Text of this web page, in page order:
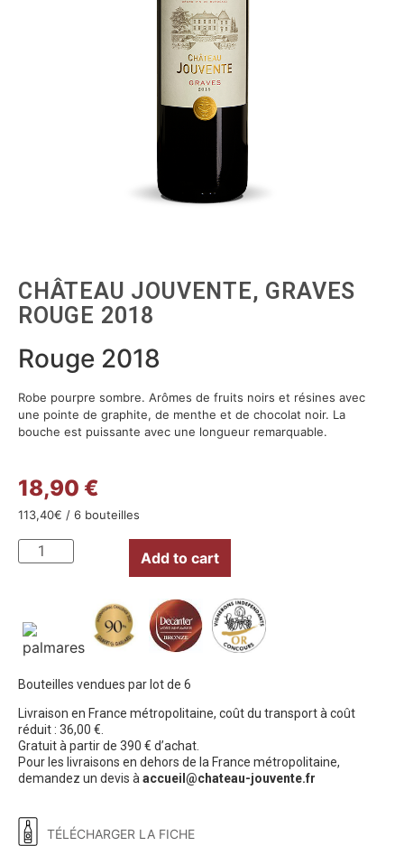
CHÂTEAU JOUVENTE, GRAVES
ROUGE 2018
Rouge 2018
Robe pourpre sombre. Arômes de fruits noirs et résines avec
une pointe de graphite, de menthe et de chocolat noir. La
bouche est puissante avec une longueur remarquable.
18,90 €
113,40€ / 6 bouteilles
Add to cart
Bouteilles vendues par lot de 6
Livraison en France métropolitaine, coût du transport à coût
réduit : 36,00 €.
Gratuit à partir de 390 € d’achat.
Pour les livraisons en dehors de la France métropolitaine,
demandez un devis à accueil@chateau-jouvente.fr
TÉLÉCHARGER LA FICHE